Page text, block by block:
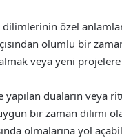
özel
olumlu bir
veya yeni projelere
yapılan duaların veya
bir zaman dilimi
olmalarına yol